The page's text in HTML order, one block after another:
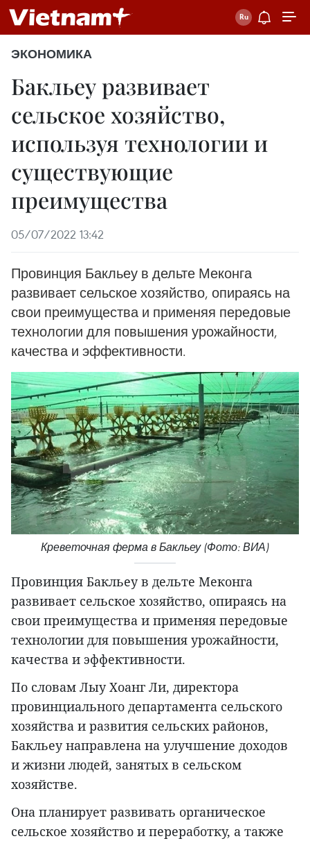
ЭКОНОМИКА
Бакльеу развивает
сельское хозяйство,
используя технологии и
существующие
преимущества
05/07/2022 13:42
Провинция Бакльеу в дельте Меконга
развивает сельское хозяйство, опираясь на
свои преимущества и применяя передовые
технологии для повышения урожайности,
качества и эффективности.
Креветочная ферма в Бакльеу (Фото: ВИА)
Провинция Бакльеу в дельте Меконга
развивает сельское хозяйство, опираясь на
свои преимущества и применяя передовые
технологии для повышения урожайности,
качества и эффективности.
По словам Лыу Хоанг Ли, директора
провинциального департамента сельского
хозяйства и развития сельских районов,
Бакльеу направлена на улучшение доходов
и жизни людей, занятых в сельском
хозяйстве.
Она планирует развивать органическое
сельское хозяйство и переработку, а также